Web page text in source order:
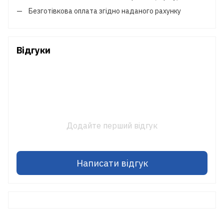
Безготівкова оплата згідно наданого рахунку
Відгуки
Додайте перший відгук
Написати відгук